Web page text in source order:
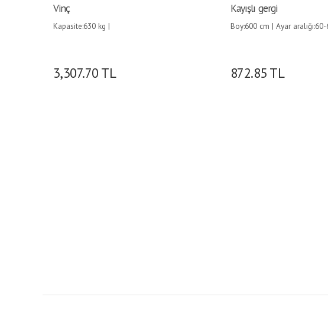
Vinç
Kapasite:630 kg |
3,307.70 TL
Kayışlı gergi
Boy:600 cm | Ayar
872.85 TL